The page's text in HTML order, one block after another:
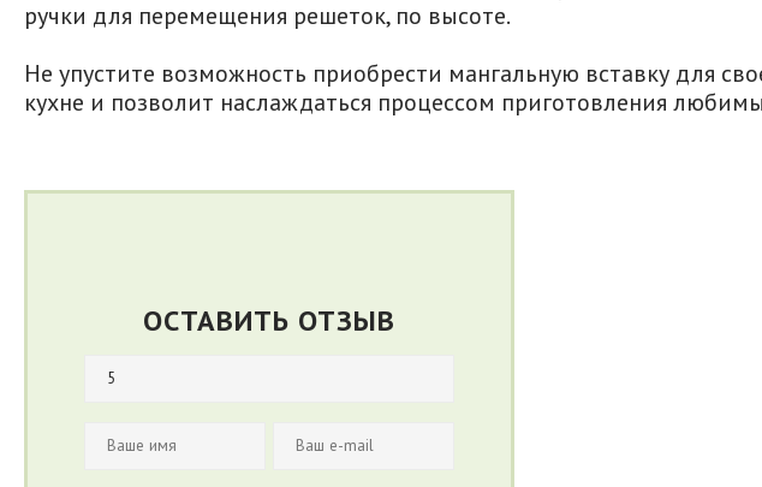
ручки для перемещения решеток, по высоте.
Не упустите возможность приобрести мангальную вставку для
кухне и позволит наслаждаться процессом приготовления
ОСТАВИТЬ ОТЗЫВ